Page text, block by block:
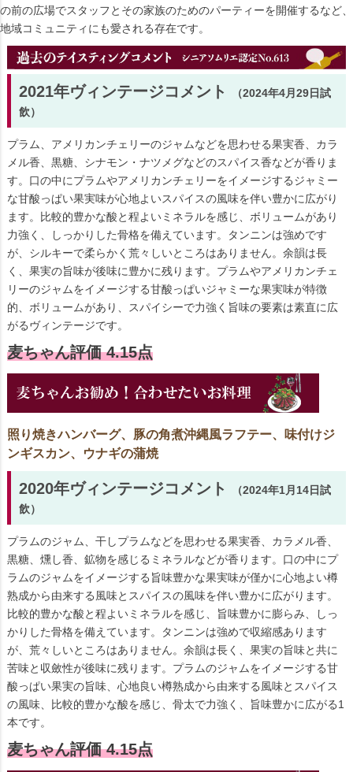
の前の広場でスタッフとその家族のためのパーティーを開催するなど、
地域コミュニティにも愛される存在です。
2021年ヴィンテージコメント
（2024年4月29日試
飲）
プラム、アメリカンチェリーのジャムなどを思わせる果実香、カラ
メル香、黒糖、シナモン・ナツメグなどのスパイス香などが香りま
す。口の中にプラムやアメリカンチェリーをイメージするジャミー
な甘酸っぱい果実味が心地よいスパイスの風味を伴い豊かに広がり
ます。比較的豊かな酸と程よいミネラルを感じ、ボリュームがあり
力強く、しっかりした骨格を備えています。タンニンは強めです
が、シルキーで柔らかく荒々しいところはありません。余韻は長
く、果実の旨味が後味に豊かに残ります。プラムやアメリカンチェ
リーのジャムをイメージする甘酸っぱいジャミーな果実味が特徴
的、ボリュームがあり、スパイシーで力強く旨味の要素は素直に広
がるヴィンテージです。
麦ちゃん評価 4.15点
照り焼きハンバーグ、豚の角煮沖縄風ラフテー、味付けジ
ンギスカン、ウナギの蒲焼
2020年ヴィンテージコメント
（2024年1月14日試
飲）
プラムのジャム、干しプラムなどを思わせる果実香、カラメル香、
黒糖、燻し香、鉱物を感じるミネラルなどが香ります。口の中にプ
ラムのジャムをイメージする旨味豊かな果実味が僅かに心地よい樽
熟成から由来する風味とスパイスの風味を伴い豊かに広がります。
比較的豊かな酸と程よいミネラルを感じ、旨味豊かに膨らみ、しっ
かりした骨格を備えています。タンニンは強めで収縮感あります
が、荒々しいところはありません。余韻は長く、果実の旨味と共に
苦味と収斂性が後味に残ります。プラムのジャムをイメージする甘
酸っぱい果実の旨味、心地良い樽熟成から由来する風味とスパイス
の風味、比較的豊かな酸を感じ、骨太で力強く、旨味豊かに広がる1
本です。
麦ちゃん評価 4.15点